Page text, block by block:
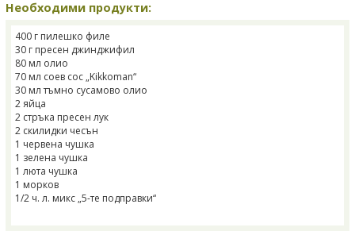
Необходими продукти:
400 г пилешко филе
30 г пресен джинджифил
80 мл олио
70 мл соев сос „Kikkoman“
30 мл тъмно сусамово олио
2 яйца
2 стръка пресен лук
2 скилидки чесън
1 червена чушка
1 зелена чушка
1 люта чушка
1 морков
1/2 ч. л. микс „5-те подправки“